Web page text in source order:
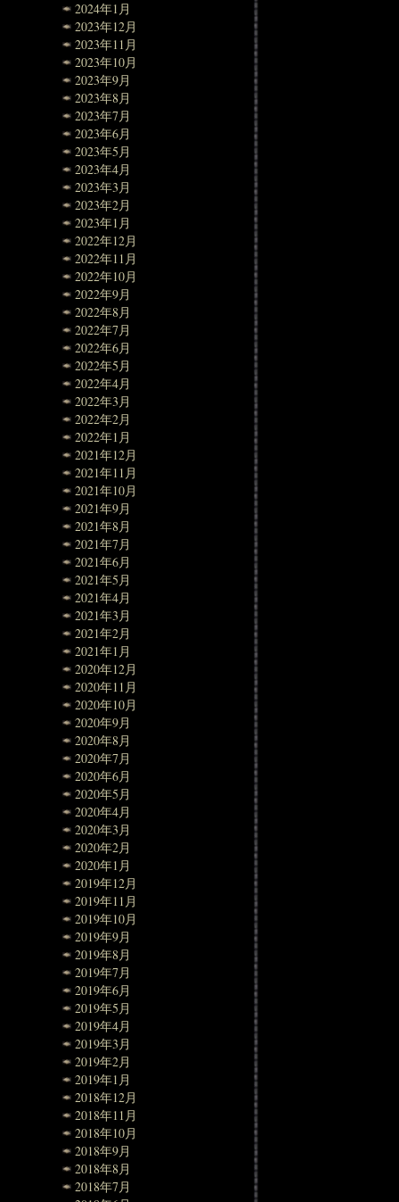
2024年1月
2023年12月
2023年11月
2023年10月
2023年9月
2023年8月
2023年7月
2023年6月
2023年5月
2023年4月
2023年3月
2023年2月
2023年1月
2022年12月
2022年11月
2022年10月
2022年9月
2022年8月
2022年7月
2022年6月
2022年5月
2022年4月
2022年3月
2022年2月
2022年1月
2021年12月
2021年11月
2021年10月
2021年9月
2021年8月
2021年7月
2021年6月
2021年5月
2021年4月
2021年3月
2021年2月
2021年1月
2020年12月
2020年11月
2020年10月
2020年9月
2020年8月
2020年7月
2020年6月
2020年5月
2020年4月
2020年3月
2020年2月
2020年1月
2019年12月
2019年11月
2019年10月
2019年9月
2019年8月
2019年7月
2019年6月
2019年5月
2019年4月
2019年3月
2019年2月
2019年1月
2018年12月
2018年11月
2018年10月
2018年9月
2018年8月
2018年7月